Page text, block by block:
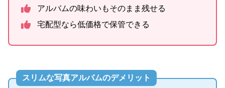
アルバムの味わいもそのまま残せる
宅配型なら低価格で保管できる
スリムな写真アルバムのデメリット